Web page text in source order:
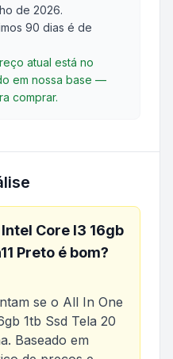
de 2026.
90 dias é de
atual está no
em nossa base —
comprar.
Core I3 16gb
Preto é bom?
se o All In One
1tb Ssd Tela 20
Baseado em